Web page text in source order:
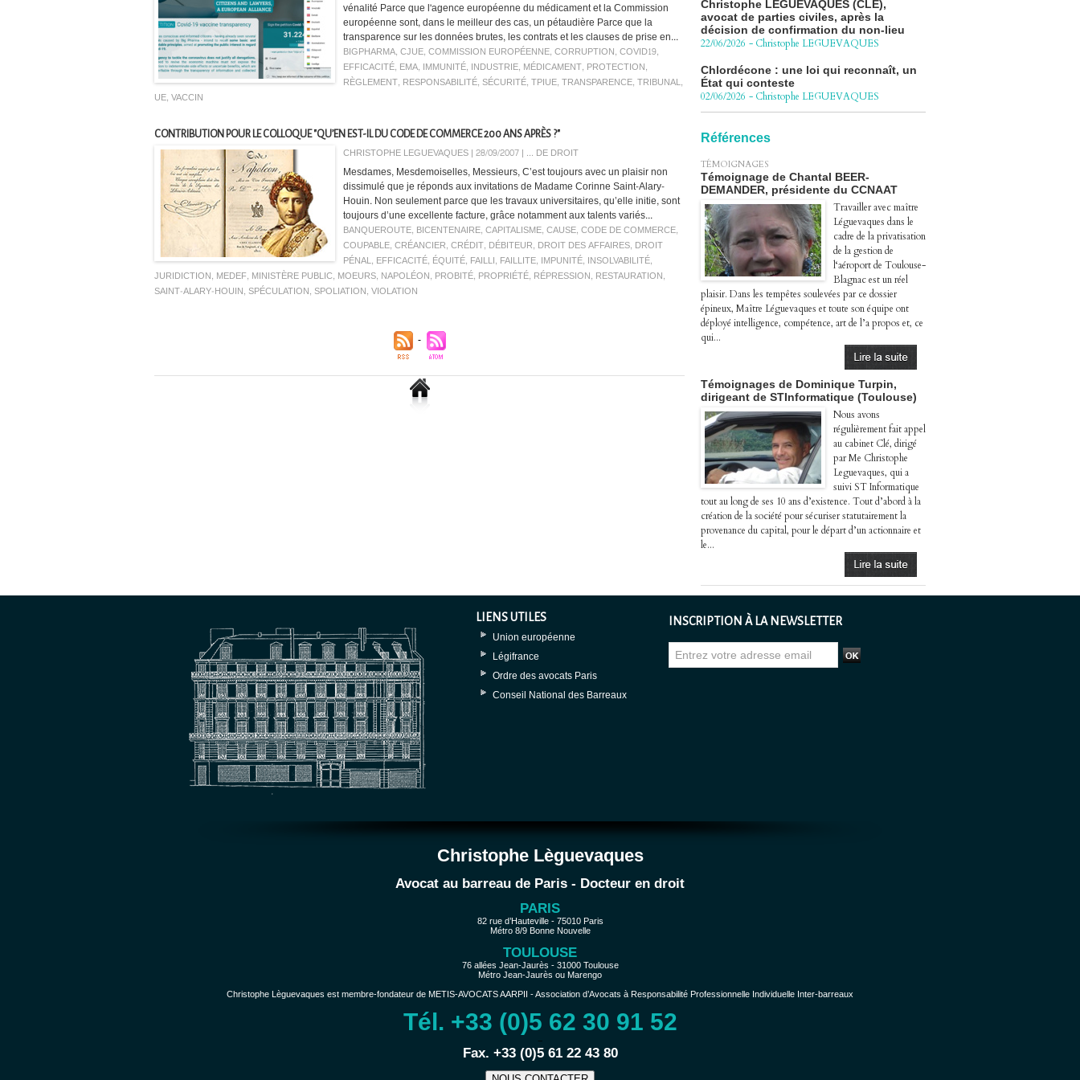
vénalité Parce que l'agence européenne du médicament et la Commission
européenne sont, dans le meilleur des cas, un pétaudière Parce que la
transparence sur les données brutes, les contrats et les clauses de prise en...
BIGPHARMA, CJUE, COMMISSION EUROPÉENNE, CORRUPTION, COVID19,
EFFICACITÉ, EMA, IMMUNITÉ, INDUSTRIE, MÉDICAMENT, PROTECTION,
RÈGLEMENT, RESPONSABILITÉ, SÉCURITÉ, TPIUE, TRANSPARENCE, TRIBUNAL,
UE, VACCIN
CONTRIBUTION POUR LE COLLOQUE "QU’EN EST-IL DU CODE DE COMMERCE 200 ANS APRÈS ?"
CHRISTOPHE LEGUEVAQUES | 28/09/2007 | ... DE DROIT
Mesdames, Mesdemoiselles, Messieurs, C’est toujours avec un plaisir non
dissimulé que je réponds aux invitations de Madame Corinne Saint-Alary-
Houin. Non seulement parce que les travaux universitaires, qu’elle initie, sont
toujours d’une excellente facture, grâce notamment aux talents variés...
BANQUEROUTE, BICENTENAIRE, CAPITALISME, CAUSE, CODE DE COMMERCE,
COUPABLE, CRÉANCIER, CRÉDIT, DÉBITEUR, DROIT DES AFFAIRES, DROIT
PÉNAL, EFFICACITÉ, ÉQUITÉ, FAILLI, FAILLITE, IMPUNITÉ, INSOLVABILITÉ,
JURIDICTION, MEDEF, MINISTÈRE PUBLIC, MOEURS, NAPOLÉON, PROBITÉ, PROPRIÉTÉ, RÉPRESSION, RESTAURATION,
SAINT-ALARY-HOUIN, SPÉCULATION, SPOLIATION, VIOLATION
décision de confirmation du non-lieu
22/06/2026 -Christophe LEGUEVAQUES
État qui conteste
02/06/2026 -Christophe LEGUEVAQUES
le Groupe STELLANTIS
Péage autoroute : tout savoir (ou
presque) sur l'action collective ouverte
07/04/2026
Christophe LEGUEVAQUES
Références
TÉMOIGNAGES
Témoignage de Chantal BEER-
DEMANDER, présidente du CCNAAT
Travailler avec maître
Léguevaques dans le
cadre de la privatisation
de la gestion de
l‘aéroport de Toulouse-
Blagnac est un réel
plaisir. Dans les tempêtes soulevées par ce dossier
épineux, Maître Léguevaques et toute son équipe ont
déployé intelligence, compétence, art de l’a propos et, ce
qui...
Témoignages de Dominique Turpin,
dirigeant de STInformatique (Toulouse)
Nous avons
régulièrement fait appel
au cabinet Clé, dirigé
par Me Christophe
Leguevaques, qui a
suivi ST Informatique
tout au long de ses 10 ans d’existence. Tout d’abord à la
création de la société pour sécuriser statutairement la
provenance du capital, pour le départ d’un actionnaire et
le...
LIENS UTILES
Union européenne
Légifrance
Ordre des avocats Paris
Conseil National des Barreaux
INSCRIPTION À LA NEWSLETTER
Christophe Lèguevaques
Avocat au barreau de Paris - Docteur en droit
PARIS
82 rue d’Hauteville - 75010 Paris
Métro 8/9 Bonne Nouvelle
TOULOUSE
76 allées Jean-Jaurès - 31000 Toulouse
Métro Jean-Jaurès ou Marengo
Christophe Lèguevaques est membre-fondateur de METIS-AVOCATS AARPII - Association d’Avocats à Responsabilité Professionnelle Individuelle Inter-barreaux
Tél. +33 (0)5 62 30 91 52
−
Fax. +33 (0)5 61 22 43 80